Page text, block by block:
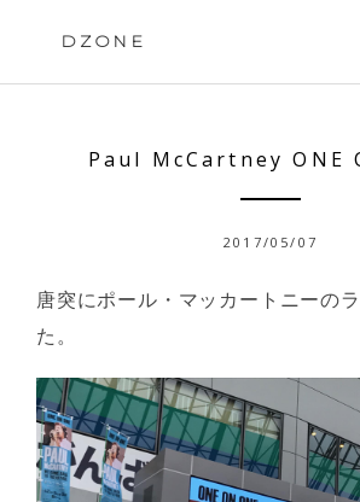
DZONE
Paul McCartney ONE
2017/05/07
唐突にポール・マッカートニーの
た。